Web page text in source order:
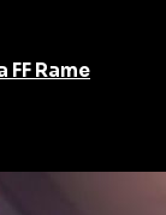
Rame